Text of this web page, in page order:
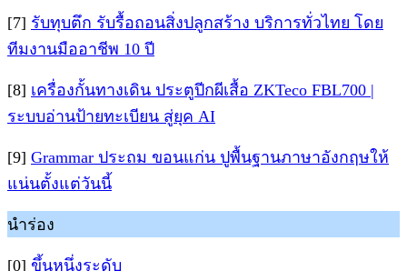
[7] รับทุบตึก รับรื้อถอนสิ่งปลูกสร้าง บริการทั่วไทย โดย
ทีมงานมืออาชีพ 10 ปี
[8] เครื่องกั้นทางเดิน ประตูปีกผีเสื้อ ZKTeco FBL700 |
ระบบอ่านป้ายทะเบียน สู่ยุค AI
[9] Grammar ประถม ขอนแก่น ปูพื้นฐานภาษาอังกฤษให้
แน่นตั้งแต่วันนี้
นำร่อง
[0] ขึ้นหนึ่งระดับ